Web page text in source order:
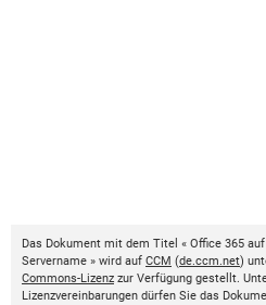
Das Dokument mit dem Titel « Office 365
Servername » wird auf CCM (de.ccm.net)
Commons-Lizenz zur Verfügung gestellt.
Lizenzvereinbarungen dürfen Sie das